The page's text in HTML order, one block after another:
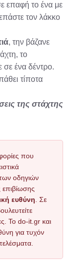
επαφή το ένα με
τον λάκκο
, την βάζανε
το
σε ένα δέντρο.
τίποτα
της στάχτης
που
οδηγιών
επιβίωσης
ευθύνη . Σε
Το do-it.gr και
για τυχόν